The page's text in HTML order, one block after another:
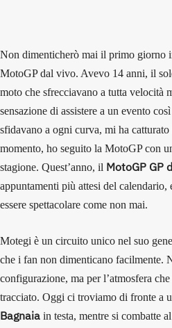
Non dimenticherò mai il primo giorno
MotoGP dal vivo. Avevo 14 anni, il
moto che sfrecciavano a tutta velocità
sensazione di assistere a un evento
sfidavano a ogni curva, mi ha
momento, ho seguito la MotoGP con
stagione. Quest’anno, il MotoGP GP
appuntamenti più attesi del
essere spettacolare come non mai.
Motegi è un circuito unico nel suo
che i fan non dimenticano facilmente.
configurazione, ma per l’atmosfera
tracciato. Oggi ci troviamo di fronte a
Bagnaia in testa, mentre si combatte